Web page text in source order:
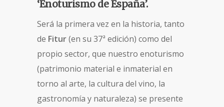
‘Enoturismo de España’.
Será la primera vez en la historia, tanto
de Fitur(en su 37ª edición) como del
propio sector, que nuestro enoturismo
(patrimonio material e inmaterial en
torno al arte, la cultura del vino, la
gastronomía y naturaleza) se presente